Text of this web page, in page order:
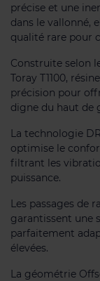
précise et une
dans le vallonné,
qualité rare pour
Construite selon
Toray T1100,
précision pour
digne du haut de
La technologie
optimise le
filtrant les
puissance.
Les passages de
garantissent une
parfaitement
élevées.
La géométrie